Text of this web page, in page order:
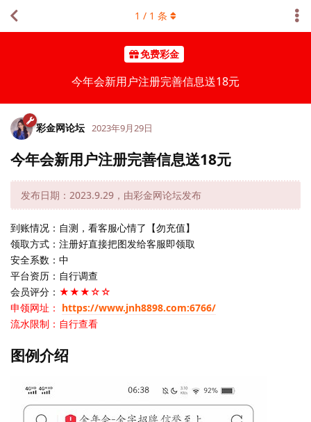
免费彩金
今年会新用户注册完善信息送18元
1 / 1 条
彩金网论坛 2023年9月29日
今年会新用户注册完善信息送18元
发布日期：2023.9.29，由彩金网论坛发布
到账情况：自测，看客服心情了【勿充值】
领取方式：注册好直接把图发给客服即领取
安全系数：中
平台资历：自行调查
会员评分： ★★★☆☆
申领网址： https://www.jnh8898.com:6766/
流水限制：自行查看
图例介绍